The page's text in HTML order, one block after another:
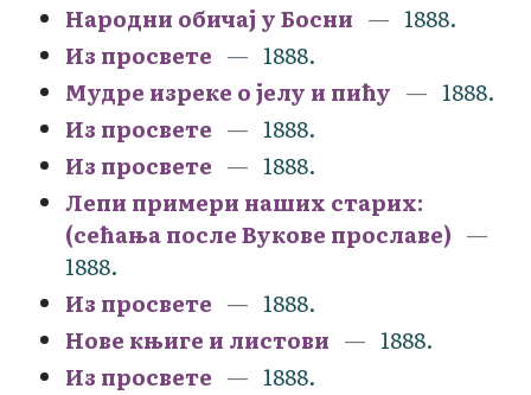
Народни обичај у Босни
1888.
Из просвете
1888.
Мудре изреке о јелу и пићу
1888.
Из просвете
1888.
Из просвете
1888.
Лепи примери наших старих:
(сећања после Вукове прославе)
1888.
Из просвете
1888.
Нове књиге и листови
1888.
Из просвете
1888.